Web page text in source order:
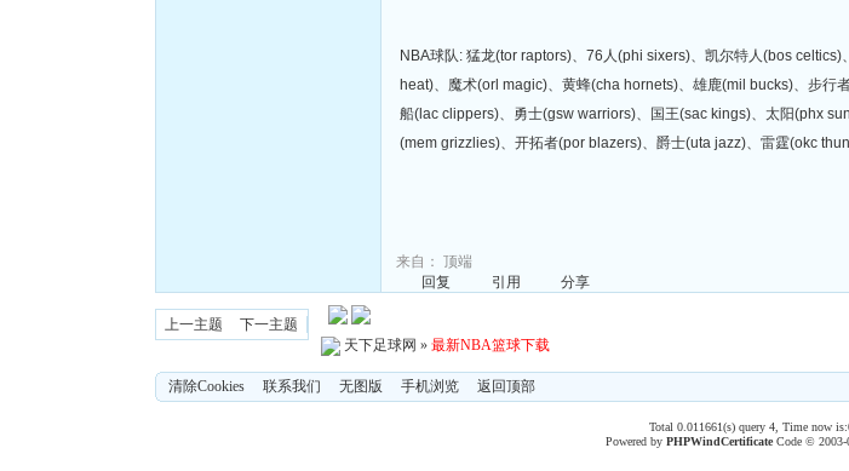
NBA球队: 猛龙(tor raptors)、76人(phi sixers)、凯尔特人(bos
heat)、魔术(orl magic)、黄蜂(cha hornets)、雄鹿(mil bucks)、步
船(lac clippers)、勇士(gsw warriors)、国王(sac kings)、太阳(phx
(mem grizzlies)、开拓者(por blazers)、爵士(uta jazz)、雷霆(okc
来自： 顶端
回复
引用 分享
上一主题
下一主题
天下足球网 » 最新NBA篮球下载
清除Cookies 联系我们 无图版 手机浏览 返回顶部
Total 0.011661(s) query 4, Time now
Powered byPHPWindCertificate Code ©